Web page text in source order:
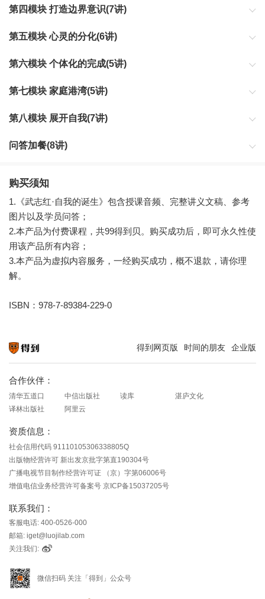
需要恰到好处的挫折，让我们带着主体感，在外部世界伸展自己的
意志。
第四模块 打造边界意识(7讲)
建立起清晰的边界意识，才能构建起深度关系。
第五模块 心灵的分化(6讲)
分化，是关系发展的基础，是复杂的开端。
第六模块 个体化的完成(5讲)
围绕着你的感觉，构建起一个独特的自我。
第七模块 家庭港湾(5讲)
家庭，是所有社会关系的原型。
第八模块 展开自我(7讲)
带着掌控感，让动力被接纳，让自我真正诞生。
问答加餐(8讲)
购买须知
1.《武志红·自我的诞生》包含授课音频、完整讲义文稿、参考
图片以及学员问答；
2.本产品为付费课程，共99得到贝。购买成功后，即可永久性使
用该产品所有内容；
3.本产品为虚拟内容服务，一经购买成功，概不退款，请你理
解。
ISBN：978-7-89384-229-0
得到网页版 时间的朋友 企业版
合作伙伴：
清华五道口 中信出版社 读库
湛庐文化
译林出版社
阿里云
资质信息：
社会信用代码 91110105306338805Q
出版物经营许可 新出发京批字第直190304号
广播电视节目制作经营许可证 （京）字第06006号
增值电信业务经营许可备案号 京ICP备15037205号
联系我们：
客服电话: 400-0526-000
邮箱: iget@luojilab.com
关注我们:
微信扫码 关注「得到」公众号